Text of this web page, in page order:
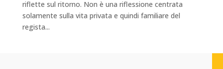
riflette sul ritorno. Non è una riflessione centrata
solamente sulla vita privata e quindi familiare del
regista...